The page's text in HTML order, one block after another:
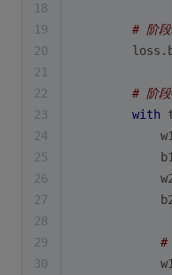
18
19
# 阶
20
21
22
# 阶
23
with
24
25
26
27
28
29
#
30